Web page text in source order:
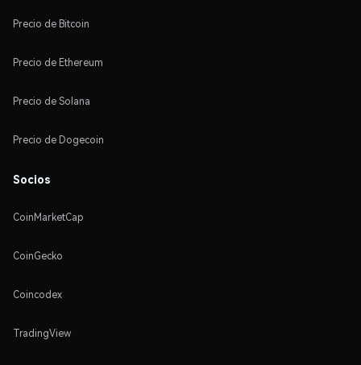
Precio de Bitcoin
Precio de Ethereum
Precio de Solana
Precio de Dogecoin
Socios
CoinMarketCap
CoinGecko
Coincodex
TradingView